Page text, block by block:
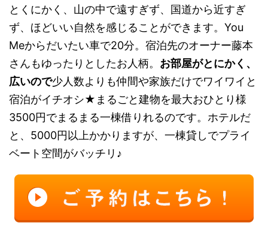
とくにかく、山の中で遠すぎず、国道から近すぎ
ず、ほどいい自然を感じることができます。You
Meからだいたい車で20分。宿泊先のオーナー藤本
さんもゆったりとしたお人柄。 お部屋がとにかく、
広いので少人数よりも仲間や家族だけでワイワイと
宿泊がイチオシ★まるごと建物を最大おひとり様
3500円でまるまる一棟借りれるのです。ホテルだ
と、5000円以上かかりますが、一棟貸しでプライ
ベート空間がバッチリ♪